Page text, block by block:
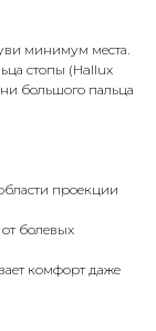
минимум места.
стопы (Hallux
большого пальца
проекции
болевых
комфорт даже